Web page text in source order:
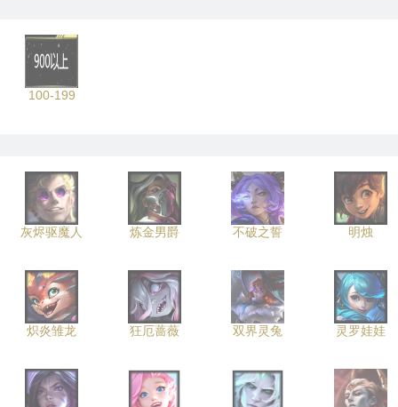
100-199
灰烬驱魔人 炼金男爵 不破之誓 明烛
炽炎雏龙 狂厄蔷薇 双界灵兔 灵罗娃娃